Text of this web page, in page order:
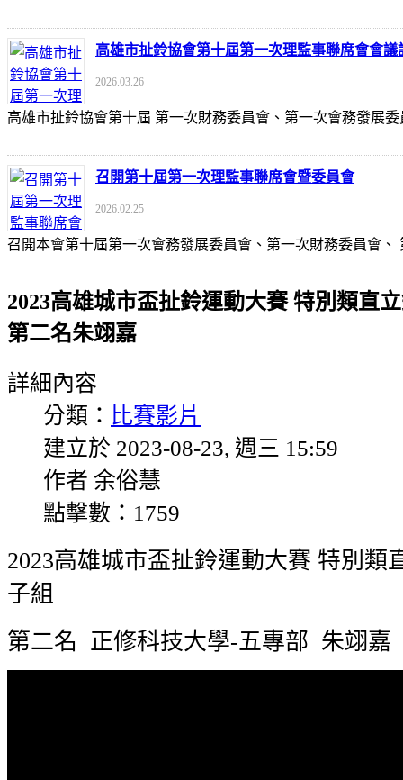
高雄市扯鈴協會第十屆第一次理監事聯席會會議
2026.03.26
高雄市扯鈴協會第十屆 第一次財務委員會、第一次會務發展
召開第十屆第一次理監事聯席會暨委員會
2026.02.25
召開本會第十屆第一次會務發展委員會、第一次財務委員會
2023高雄城市盃扯鈴運動大賽 特別類直
第二名朱翊嘉
詳細內容
分類： 比賽影片
建立於 2023-08-23, 週三 15:59
作者 余俗慧
點擊數：1759
2023高雄城市盃扯鈴運動大賽 特別類
子組
第二名 正修科技大學-五專部 朱翊嘉